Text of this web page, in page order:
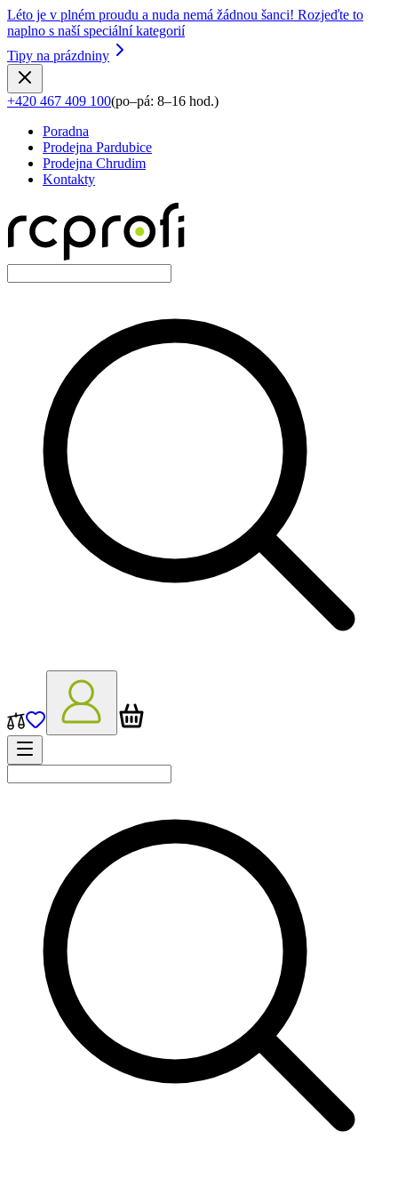
Léto je v plném proudu a nuda nemá žádnou šanci! Rozjeďte to
naplno s naší speciální kategorií
Tipy na prázdniny
+420 467 409 100(po–pá: 8–16 hod.)
Poradna
Prodejna Pardubice
Prodejna Chrudim
Kontakty